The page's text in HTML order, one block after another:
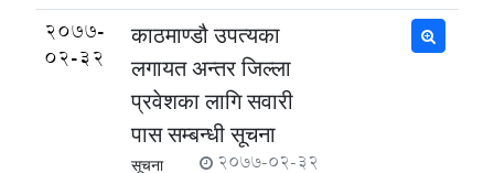
2077-
02-32
काठमाण्डौ उपत्यका
लगायत अन्तर जिल्ला
प्रवेशका लागि सवारी
पास सम्बन्धी सूचना
सूचना 2077-02-32